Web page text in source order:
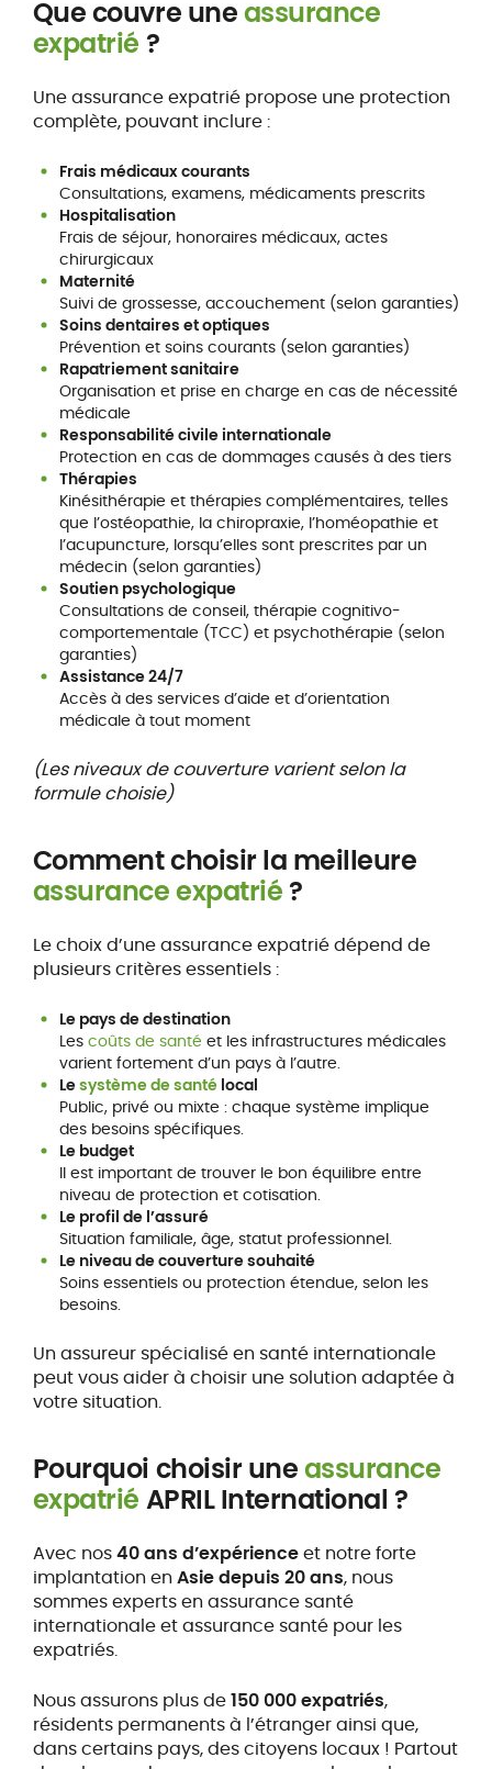
Que couvre uneassurance
expatrié ?
Une assurance expatrié propose une protection
complète, pouvant inclure :
Frais médicaux courants
Consultations, examens, médicaments prescrits
Hospitalisation
Frais de séjour, honoraires médicaux, actes
chirurgicaux
Maternité
Suivi de grossesse, accouchement (selon garanties)
Soins dentaires et optiques
Prévention et soins courants (selon garanties)
Rapatriement sanitaire
Organisation et prise en charge en cas de nécessité
médicale
Responsabilité civile internationale
Protection en cas de dommages causés à des tiers
Thérapies
Kinésithérapie et thérapies complémentaires, telles
que l’ostéopathie, la chiropraxie, l’homéopathie et
l’acupuncture, lorsqu’elles sont prescrites par un
médecin (selon garanties)
Soutien psychologique
Consultations de conseil, thérapie cognitivo-
comportementale (TCC) et psychothérapie (selon
garanties)
Assistance 24/7
Accès à des services d’aide et d’orientation
médicale à tout moment
(Les niveaux de couverture varient selon la
formule choisie)
Comment choisir la meilleure
assurance expatrié ?
Le choix d’une assurance expatrié dépend de
plusieurs critères essentiels :
Le pays de destination
Les coûts de santé et les infrastructures médicales
varient fortement d’un pays à l’autre.
Lesystème de santélocal
Public, privé ou mixte : chaque système implique
des besoins spécifiques.
Le budget
Il est important de trouver le bon équilibre entre
niveau de protection et cotisation.
Le profil de l’assuré
Situation familiale, âge, statut professionnel.
Le niveau de couverture souhaité
Soins essentiels ou protection étendue, selon les
besoins.
Un assureur spécialisé en santé internationale
peut vous aider à choisir une solution adaptée à
votre situation.
Pourquoi choisir uneassurance
expatrié APRIL International ?
Avec nos40 ans d’expérienceet notre forte
implantation en Asie depuis 20 ans, nous
sommes experts en assurance santé
internationale et assurance santé pour les
expatriés.
Nous assurons plus de150 000 expatriés,
résidents permanents à l’étranger ainsi que,
dans certains pays, des citoyens locaux ! Partout